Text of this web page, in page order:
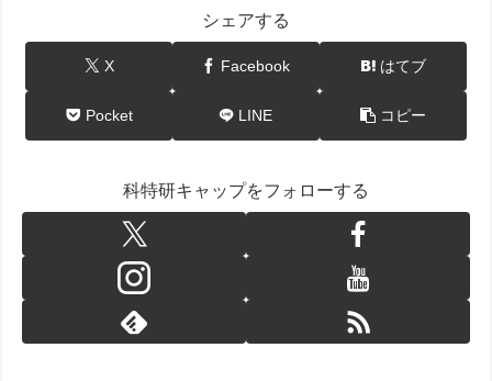
シェアする
X Facebook はてブ
Pocket LINE コピー
科特研キャップをフォローする